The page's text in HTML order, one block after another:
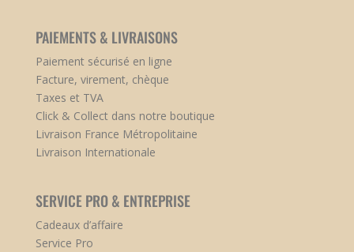
PAIEMENTS & LIVRAISONS
Paiement sécurisé en ligne
Facture, virement, chèque
Taxes et TVA
Click & Collect dans notre boutique
Livraison France Métropolitaine
Livraison Internationale
SERVICE PRO & ENTREPRISE
Cadeaux d’affaire
Service Pro